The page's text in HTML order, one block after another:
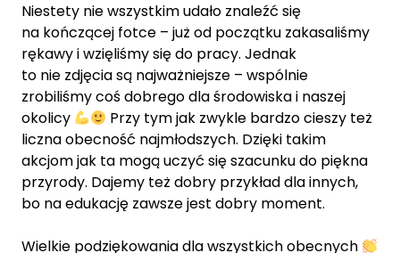
Niestety nie wszystkim udało znaleźć się
na kończącej fotce – już od początku zakasaliśmy
rękawy i wzięliśmy się do pracy. Jednak
to nie zdjęcia są najważniejsze – wspólnie
zrobiliśmy coś dobrego dla środowiska i naszej
okolicy
Przy tym jak zwykle bardzo cieszy też
liczna obecność najmłodszych. Dzięki takim
akcjom jak ta mogą uczyć się szacunku do piękna
przyrody. Dajemy też dobry przykład dla innych,
bo na edukację zawsze jest dobry moment.
Wielkie podziękowania dla wszystkich obecnych